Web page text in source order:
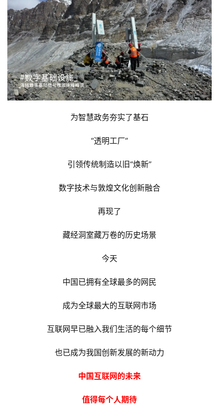
为智慧政务夯实了基石
“透明工厂”
引领传统制造以旧“焕新”
数字技术与敦煌文化创新融合
再现了
藏经洞室藏万卷的历史场景
今天
中国已拥有全球最多的网民
成为全球最大的互联网市场
互联网早已融入我们生活的每个细节
也已成为我国创新发展的新动力
中国互联网的未来
值得每个人期待